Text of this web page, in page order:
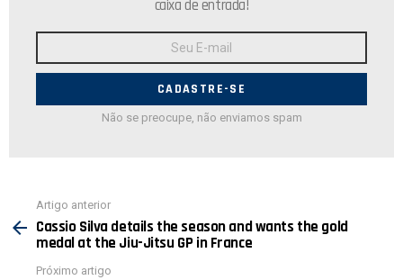
caixa de entrada!
E-
Não se preocupe, não enviamos spam
mais
Artigo anterior
Cassio Silva details the season and wants the gold
medal at the Jiu-Jitsu GP in France
Próximo artigo